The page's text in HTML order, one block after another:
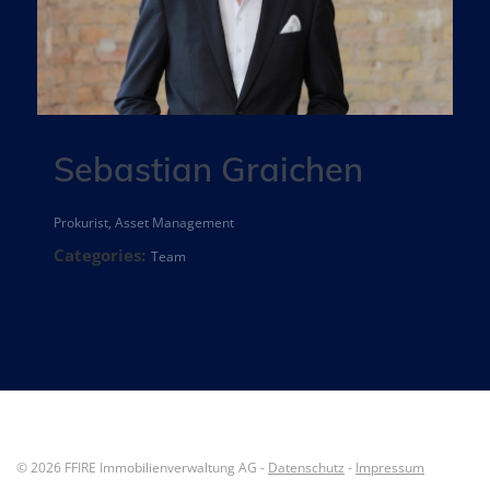
Sebastian Graichen
Prokurist, Asset Management
Categories: Team
© 2026 FFIRE Immobilienverwaltung AG - Datenschutz - Impressum